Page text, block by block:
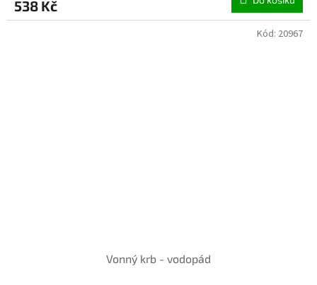
538 Kč
Vonný krb - vodopád
Kód: 20967